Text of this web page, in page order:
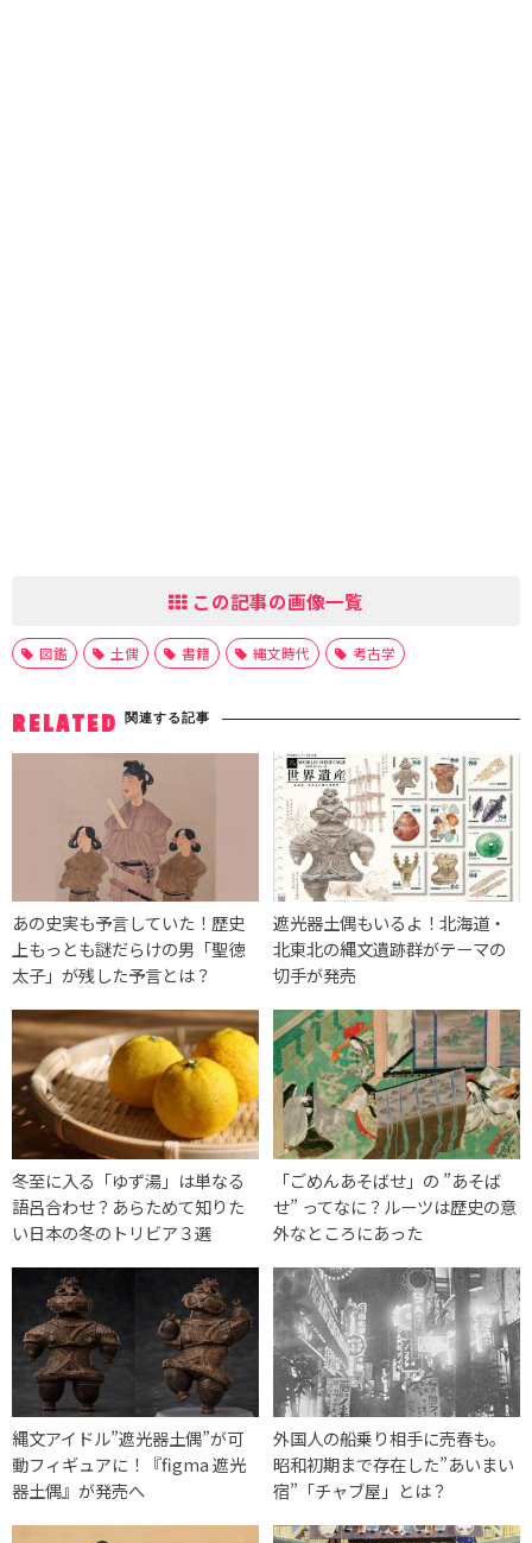
この記事の画像一覧
図鑑 土偶 書籍 縄文時代 考古学
RELATED 関連する記事
あの史実も予言していた！歴史
上もっとも謎だらけの男「聖徳
太子」が残した予言とは？
遮光器土偶もいるよ！北海道・
北東北の縄文遺跡群がテーマの
切手が発売
冬至に入る「ゆず湯」は単なる
語呂合わせ？あらためて知りた
い日本の冬のトリビア３選
「ごめんあそばせ」の ”あそば
せ” ってなに？ルーツは歴史の意
外なところにあった
縄文アイドル”遮光器土偶”が可
動フィギュアに！『figma 遮光
器土偶』が発売へ
外国人の船乗り相手に売春も。
昭和初期まで存在した”あいまい
宿”「チャブ屋」とは？